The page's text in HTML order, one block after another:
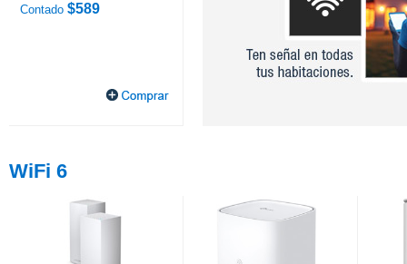
Contado $589
WiFi 6